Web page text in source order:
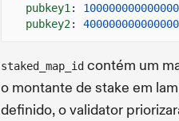
pubkey1:
pubkey2:
staked_map_id contém um
o montante de stake em
definido, o validator